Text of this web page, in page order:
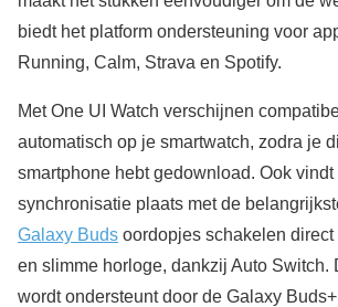
biedt het platform ondersteuning voor
Running, Calm, Strava en Spotify.
Met One UI Watch verschijnen
automatisch op je smartwatch, zodra je
smartphone hebt gedownload. Ook vindt
synchronisatie plaats met de
Galaxy Buds oordopjes schakelen
en slimme horloge, dankzij Auto Switch.
wordt ondersteunt door de Galaxy